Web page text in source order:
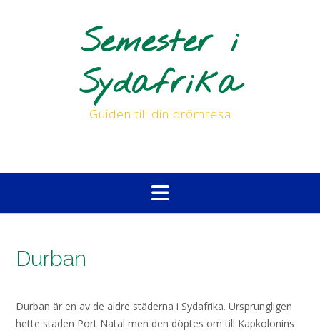
Semester i
Sydafrika
Guiden till din drömresa
Durban
Durban är en av de äldre städerna i Sydafrika. Ursprungligen
hette staden Port Natal men den döptes om till Kapkolonins